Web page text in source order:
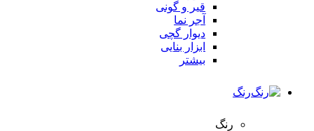
قیر و گونی
آجر نما
دیوار گچی
ابزار بنایی
بیشتر
رنگ
رنگ